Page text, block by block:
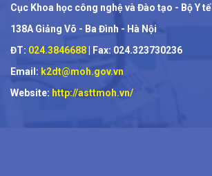
Cục Khoa học công nghệ và Đào tạo - Bộ Y tế
138A Giảng Võ - Ba Đình - Hà Nội
ĐT: 024.3846688 | Fax: 024.323730236
Email: k2dt@moh.gov.vn
Website: http://asttmoh.vn/